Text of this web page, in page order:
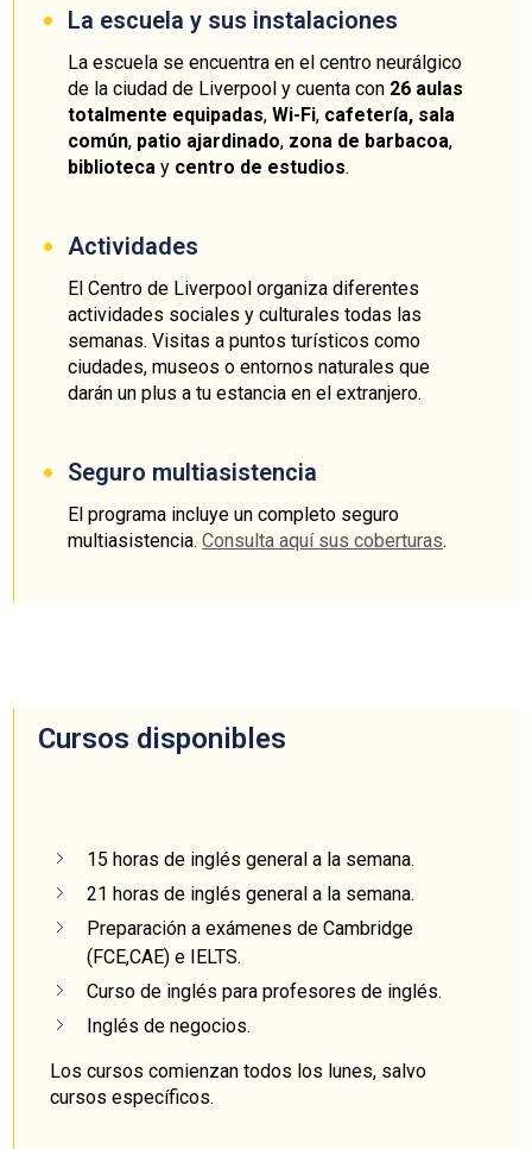
La escuela y sus instalaciones
La escuela se encuentra en el centro neurálgico
de la ciudad de Liverpool y cuenta con 26 aulas
totalmente equipadas,Wi-Fi, cafetería, sala
común, patio ajardinado, zona de barbacoa,
biblioteca y centro de estudios.
Actividades
El Centro de Liverpool organiza diferentes
actividades sociales y culturales todas las
semanas. Visitas a puntos turísticos como
ciudades, museos o entornos naturales que
darán un plus a tu estancia en el extranjero.
Seguro multiasistencia
El programa incluye un completo seguro
multiasistencia.Consulta aquí sus coberturas.
Cursos disponibles
15 horas de inglés general a la semana.
21 horas de inglés general a la semana.
Preparación a exámenes de Cambridge
(FCE,CAE) e IELTS.
Curso de inglés para profesores de inglés.
Inglés de negocios.
Los cursos comienzan todos los lunes, salvo
cursos específicos.